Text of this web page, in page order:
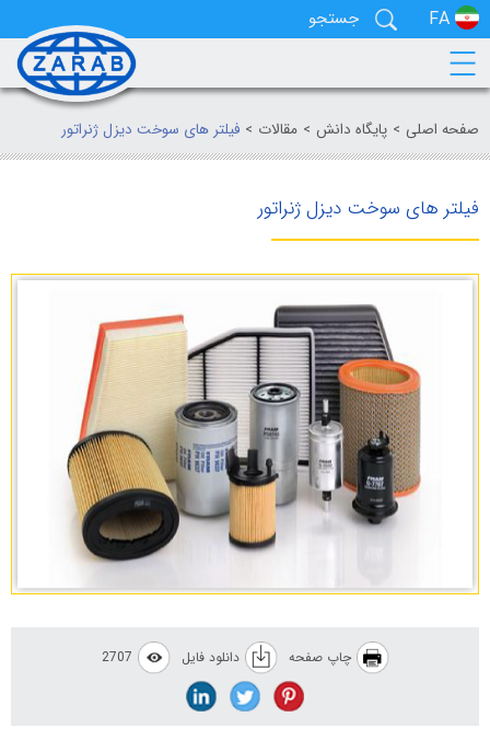
FA
EN
صفحه اصلی پایگاه دانش مقالات فیلتر های سوخت دیزل ژنراتور
فیلتر های سوخت دیزل ژنراتور
چاپ صفحه دانلود فایل 2707